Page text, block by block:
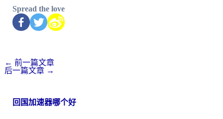
Spread the love
← 前一篇文章
后一篇文章 →
回国加速器哪个好